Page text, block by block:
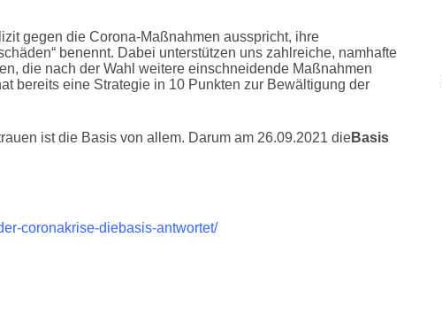
gegen die Corona-Maßnahmen ausspricht, ihre
benennt. Dabei unterstützen uns zahlreiche, namhafte
die nach der Wahl weitere einschneidende Maßnahmen
bereits eine Strategie in 10 Punkten zur Bewältigung der
ist die Basis von allem. Darum am 26.09.2021 dieBasis
coronakrise-diebasis-antwortet/